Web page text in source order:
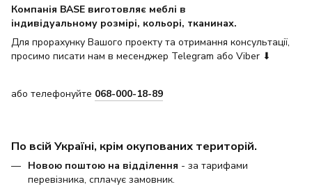
Компанія BASE виготовляє меблі в
індивідуальному розмірі, кольорі, тканинах.
Для прорахунку Вашого проекту та отримання консультації,
просимо писати нам в месенджер Telegram або Viber ⬇
або телефонуйте 068-000-18-89
По всій Україні, крім окупованих територій.
Новою поштою на відділення - за тарифами
перевізника, сплачує замовник.